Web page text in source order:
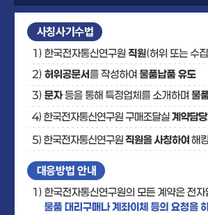
감사결과공개